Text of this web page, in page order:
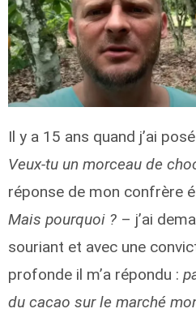
Il y a 15 ans quand j’ai
Veux-tu un morceau de
réponse de mon confrère
Mais pourquoi ? – j’ai
souriant et avec une
profonde il m’a répondu :
du cacao sur le marché